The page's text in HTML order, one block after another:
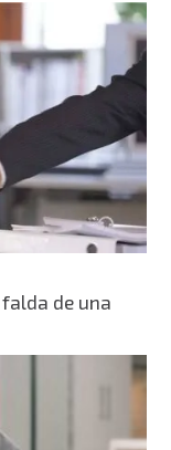
de una